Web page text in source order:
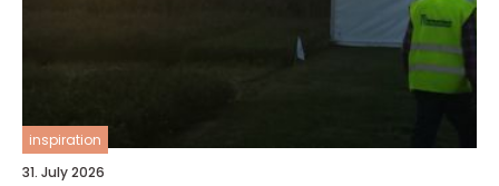
inspiration
31. July 2026